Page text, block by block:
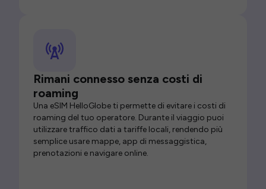
Rimani connesso senza costi di
roaming
Una eSIM HelloGlobe ti permette di evitare i costi di
roaming del tuo operatore. Durante il viaggio puoi
utilizzare traffico dati a tariffe locali, rendendo più
semplice usare mappe, app di messaggistica,
prenotazioni e navigare online.